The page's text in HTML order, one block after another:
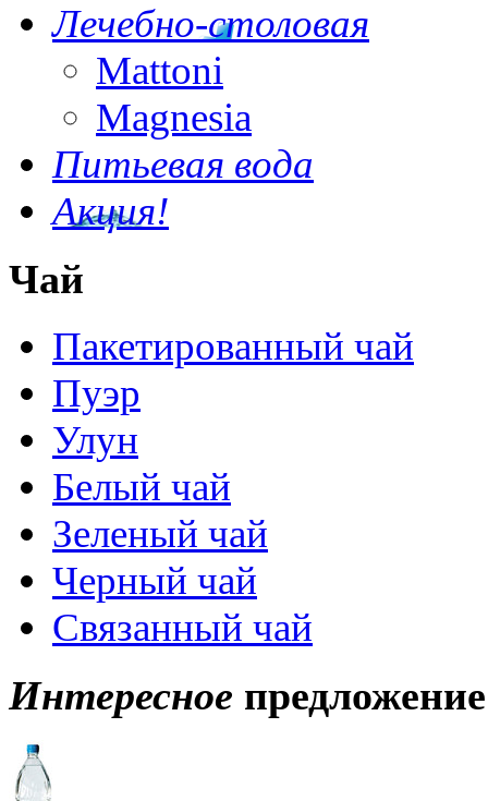
Лечебно-столовая
Mattoni
Magnesia
Питьевая вода
Акция!
Чай
Пакетированный чай
Пуэр
Улун
Белый чай
Зеленый чай
Черный чай
Связанный чай
Интересное предложение